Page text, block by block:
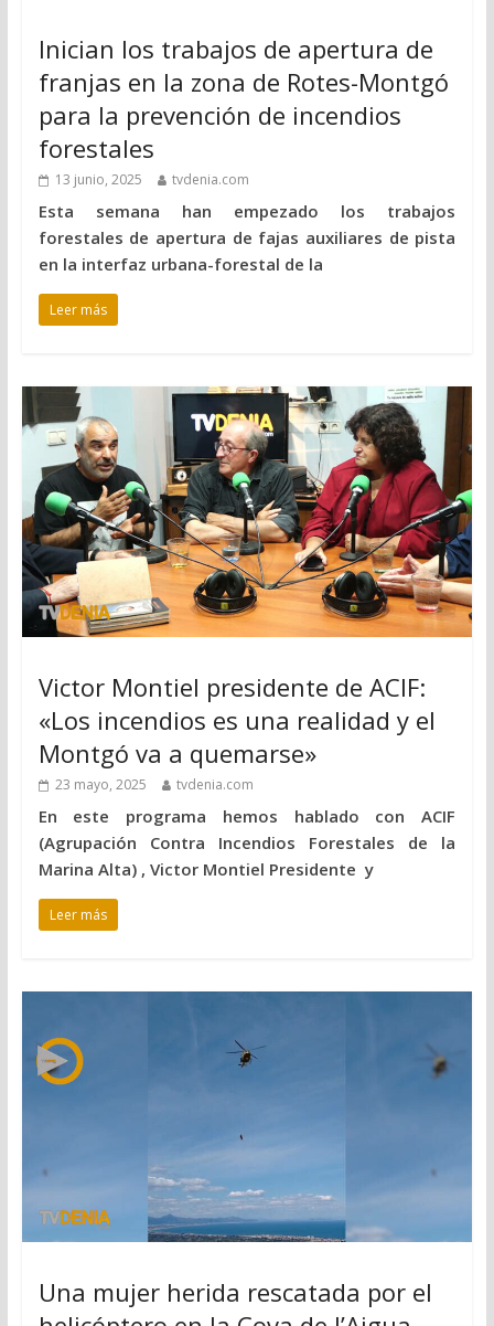
Inician los trabajos de apertura de
franjas en la zona de Rotes-Montgó
para la prevención de incendios
forestales
13 junio, 2025 tvdenia.com
Esta semana han empezado los trabajos
forestales de apertura de fajas auxiliares de pista
en la interfaz urbana-forestal de la
Leer más
Victor Montiel presidente de ACIF:
«Los incendios es una realidad y el
Montgó va a quemarse»
23 mayo, 2025 tvdenia.com
En este programa hemos hablado con ACIF
(Agrupación Contra Incendios Forestales de la
Marina Alta) , Victor Montiel Presidente y
Leer más
Una mujer herida rescatada por el